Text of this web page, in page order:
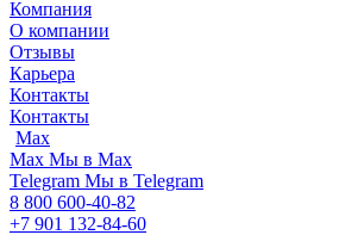
Компания
О компании
Отзывы
Карьера
Контакты
Контакты
Max
Max Мы в Max
Telegram Мы в Telegram
8 800 600-40-82
+7 901 132-84-60